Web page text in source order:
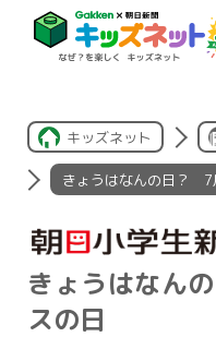
キッズネット
きょうはなんの日？
きょうはなん
スの日